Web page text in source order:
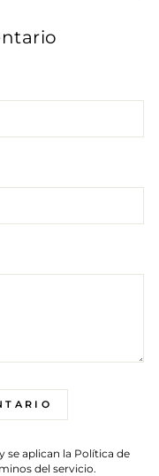
se aplican la Política de
del servicio.